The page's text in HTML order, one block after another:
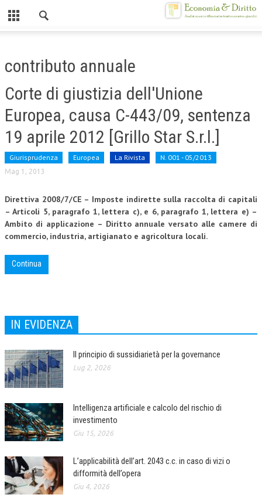
CHI SIAMO
MISSION
CONTATTI
CENTRO STUDI
ATTO COSTITUTIVO E STATUTO
OBIETTIVI
DIREZIONE SCIENTIFICA
ALTA FORMAZIONE
DIVENTA SOCIO
LA RIVISTA
COMITATO SCIENTIFICO
COMITATO EDITORIALE
REDAZIONE
PEER REVIEW
contributo annuale
Corte di giustizia dell'Unione
Europea, causa C-443/09, sentenza
19 aprile 2012 [Grillo Star S.r.l.]
Giurisprudenza Europea La Rivista N. 001 - 05/2013
Mag 1, 2013
Direttiva 2008/7/CE – Imposte indirette sulla raccolta di capitali
– Articoli 5, paragrafo 1, lettera c), e 6, paragrafo 1, lettera e) –
Ambito di applicazione – Diritto annuale versato alle camere di
commercio, industria, artigianato e agricoltura locali.
Continua
IN EVIDENZA
Il principio di sussidiarietà per la governance
Lug 2, 2026
Intelligenza artificiale e calcolo del rischio di
investimento
Giu 15, 2026
L’applicabilità dell’art. 2043 c.c. in caso di vizi o
difformità dell’opera
Giu 4, 2026